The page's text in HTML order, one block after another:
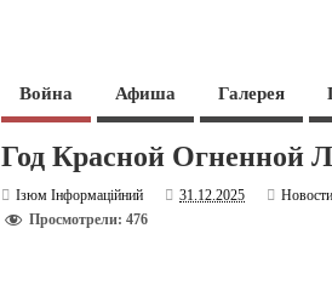
Война Афиша Галерея
Год Красной Огненной
Ізюм Інформаційний 31.12.2025
Просмотрели: 476